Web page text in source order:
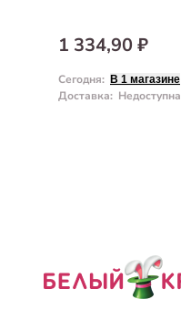
1 334,90 ₽
Сегодня: В 1 магазине
Доставка: Недоступна